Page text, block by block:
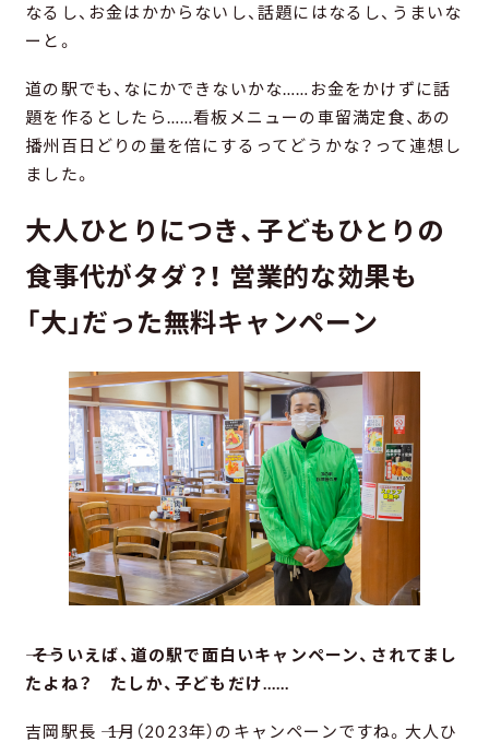
なるし、お金はかからないし、話題にはなるし、うまいな
ーと。
道の駅でも、なにかできないかな……お金をかけずに話
題を作るとしたら……看板メニューの車留満定食、あの
播州百日どりの量を倍にするってどうかな？って連想し
ました。
大人ひとりにつき、子どもひとりの
食事代がタダ？！ 営業的な効果も
「大」だった無料キャンペーン
―― そういえば、道の駅で面白いキャンペーン、されてまし
たよね？ たしか、子どもだけ……
吉岡駅長 ―― 1月（2023年）のキャンペーンですね。大人ひ